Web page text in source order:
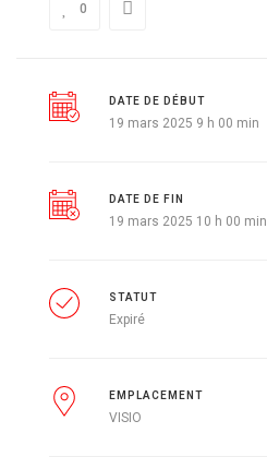
0
DATE DE DÉBUT
19 mars 2025 9 h 00 min
DATE DE FIN
19 mars 2025 10 h 00 min
STATUT
Expiré
EMPLACEMENT
VISIO